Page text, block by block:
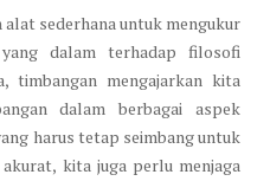
sederhana untuk mengukur
dalam terhadap filosofi
timbangan mengajarkan kita
dalam berbagai aspek
harus tetap seimbang untuk
kita juga perlu menjaga